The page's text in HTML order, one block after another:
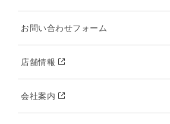
お問い合わせフォーム
店舗情報
会社案内